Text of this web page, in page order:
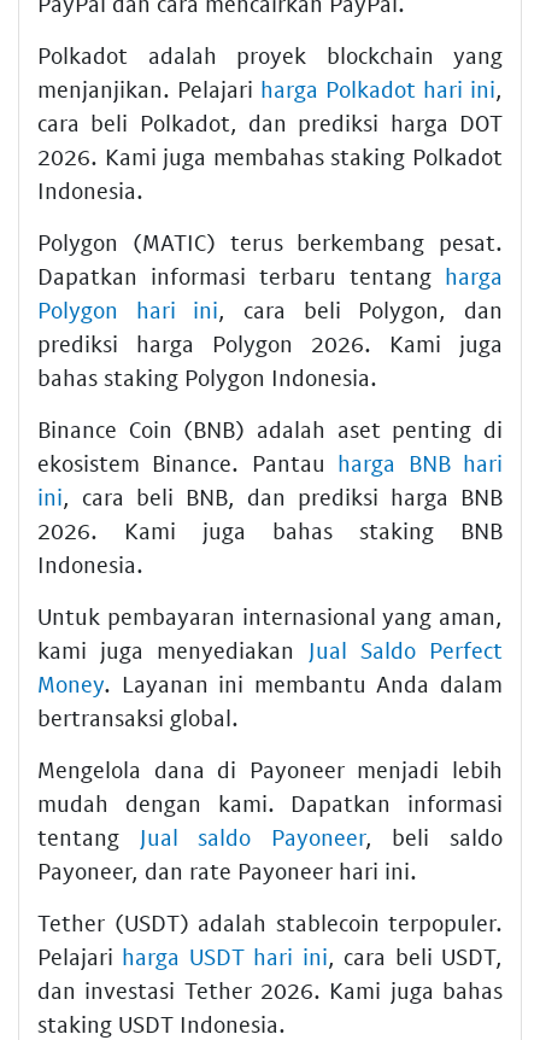
Polkadot adalah proyek blockchain yang
menjanjikan. Pelajari harga Polkadot hari ini,
cara beli Polkadot, dan prediksi harga DOT
2026. Kami juga membahas staking Polkadot
Indonesia.
Polygon (MATIC) terus berkembang pesat.
Dapatkan informasi terbaru tentang harga
Polygon hari ini, cara beli Polygon, dan
prediksi harga Polygon 2026. Kami juga
bahas staking Polygon Indonesia.
Binance Coin (BNB) adalah aset penting di
ekosistem Binance. Pantau harga BNB hari
ini, cara beli BNB, dan prediksi harga BNB
2026. Kami juga bahas staking BNB
Indonesia.
Untuk pembayaran internasional yang aman,
kami juga menyediakan Jual Saldo Perfect
Money. Layanan ini membantu Anda dalam
bertransaksi global.
Mengelola dana di Payoneer menjadi lebih
mudah dengan kami. Dapatkan informasi
tentang Jual saldo Payoneer, beli saldo
Payoneer, dan rate Payoneer hari ini.
Tether (USDT) adalah stablecoin terpopuler.
Pelajari harga USDT hari ini, cara beli USDT,
dan investasi Tether 2026. Kami juga bahas
staking USDT Indonesia.